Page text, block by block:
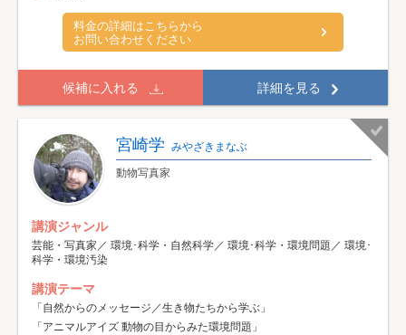
料金の詳細はこちらから
お問い合わせください
候補に入れる 詳細を見る
宮崎学 みやざきまなぶ
動物写真家
講演ジャンル
芸能・写真家／ 環境･科学・自然科学／ 環境･科学・環境問題／ 環境･
科学・環境汚染
講演テーマ
「自然からのメッセージ／生き物たちから学ぶ」
「アニマルアイズ 動物の目からみた環境問題」